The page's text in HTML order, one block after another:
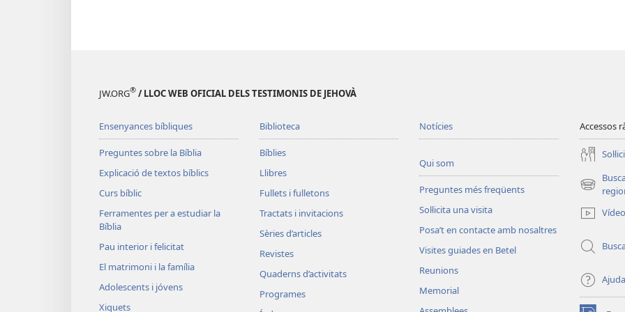
JW.ORG® / LLOC WEB OFICIAL DELS TESTIMONIS DE JEHOVÀ
Ensenyances bíbliques
Preguntes sobre la Bíblia
Explicació de textos bíblics
Curs bíblic
Ferramentes per a estudiar la
Bíblia
Pau interior i felicitat
El matrimoni i la família
Adolescents i jóvens
Xiquets
Biblioteca
Bíblies
Llibres
Fullets i fulletons
Tractats i invitacions
Sèries d’articles
Revistes
Quaderns d’activitats
Programes
Notícies
Qui som
Preguntes més freqüents
Soŀlicita una visita
Posa’t en contacte amb nosaltres
Visites guiades en Betel
Reunions
Memorial
Accessos
(obri
una
nova)
Ajuda